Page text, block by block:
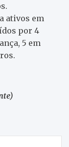
ativos em
por 4
5 em